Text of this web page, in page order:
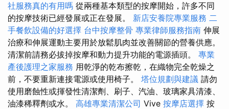
社服務真的有用嗎 從兩種基本類型的按摩開始，許多不同
的按摩技術已經發展或正在發展。 新店安養院專業服務 二
手餐飲設備的好選擇 台中按摩整骨 專業律師服務指南 伸展
治療和伸展運動主要用於放鬆肌肉並改善關節的營養供應。
清潔前請務必拔掉按摩和動力提升功能的電源插頭。 專業
產後護理之家服務 用乾淨的乾布擦乾，在織物完全乾燥之
前，不要重新連接電源或使用椅子。 塔位規劃與建議 請勿
使用磨蝕性或揮發性清潔劑、刷子、汽油、玻璃家具清漆、
油漆稀釋劑或水。 高雄專業清潔公司 Vive 按摩店選擇 按